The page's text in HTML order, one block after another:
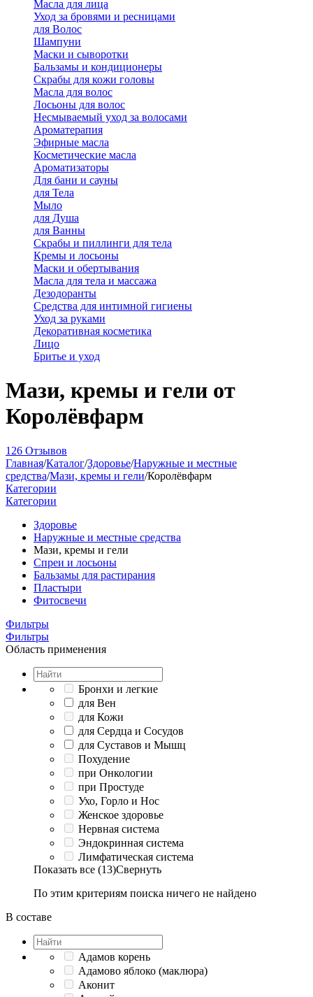
Масла для лица
Уход за бровями и ресницами
для Волос
Шампуни
Маски и сыворотки
Бальзамы и кондиционеры
Скрабы для кожи головы
Масла для волос
Лосьоны для волос
Несмываемый уход за волосами
Ароматерапия
Эфирные масла
Косметические масла
Ароматизаторы
Для бани и сауны
для Тела
Мыло
для Душа
для Ванны
Скрабы и пиллинги для тела
Кремы и лосьоны
Маски и обертывания
Масла для тела и массажа
Дезодоранты
Средства для интимной гигиены
Уход за руками
Декоративная косметика
Лицо
Бритье и уход
Мази, кремы и гели от
Королёвфарм
126 Отзывов
Главная/Каталог/Здоровье/Наружные и местные
средства/Мази, кремы и гели/Королёвфарм
Категории
Категории
Здоровье
Наружные и местные средства
Мази, кремы и гели
Спреи и лосьоны
Бальзамы для растирания
Пластыри
Фитосвечи
Фильтры
Фильтры
Область применения
Бронхи и легкие
для Вен
для Кожи
для Сердца и Сосудов
для Суставов и Мышц
Похудение
при Онкологии
при Простуде
Ухо, Горло и Нос
Женское здоровье
Нервная система
Эндокринная система
Лимфатическая система
Показать все (13)Свернуть
По этим критериям поиска ничего не найдено
В составе
Адамов корень
Адамово яблоко (маклюра)
Аконит